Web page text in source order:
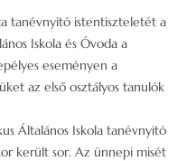
tanévnyitó istentiszteletét a
Iskola és Óvoda a
eseményen a
az első osztályos tanulók
Általános Iskola tanévnyitó
került sor. Az ünnepi misét